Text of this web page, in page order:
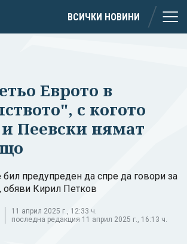
ВСИЧКИ НОВИНИ
Еврото в
с когото
Пеевски нямат
предупреден да спре да говори за
Кирил Петков
11 април 2025 г., 12:33 ч.
последна редакция 11 април 2025 г., 16:13 ч.